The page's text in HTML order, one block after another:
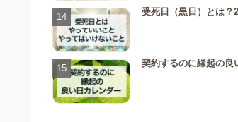
受死日（黒日）とは？
契約するのに縁起の良